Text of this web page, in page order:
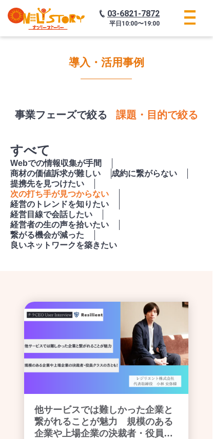
03-6821-7872
平日 10:00〜19:00
導入・活用事例
事業フェーズで絞る 課題・目的で絞る
すべて
Webでの情報収集が手間
商材の価値訴求が難しい
成約に繋がらない
提携先を見つけたい
次の打ち手が見つからない
経営のトレンドを知りたい
経営目線で会話したい
経営者の生の声を拾いたい
繋がる機会が減った
良いネットワークを築きたい
他サービスでは難しかった企業と
繋がれることが魅力 規模のある
企業や上場企業の決裁者・役員ク